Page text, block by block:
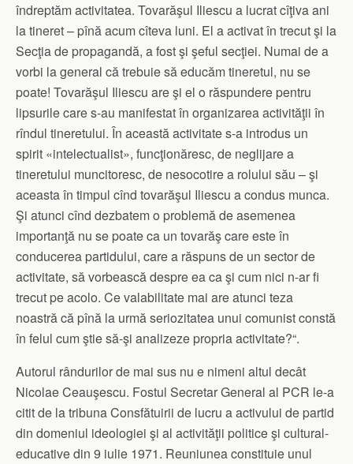
îndreptăm activitatea. Tovarăşul Iliescu a lucrat cîţiva ani
la tineret – pînă acum cîteva luni. El a activat în trecut şi la
Secţia de propagandă, a fost şi şeful secţiei. Numai de a
vorbi la general că trebuie să educăm tineretul, nu se
poate! Tovarăşul Iliescu are şi el o răspundere pentru
lipsurile care s-au manifestat în organizarea activităţii în
rîndul tineretului. În această activitate s-a introdus un
spirit «intelectualist», funcţionăresc, de neglijare a
tineretului muncitoresc, de nesocotire a rolului său – şi
aceasta în timpul cînd tovarăşul Iliescu a condus munca.
Şi atunci cînd dezbatem o problemă de asemenea
importanţă nu se poate ca un tovarăş care este în
conducerea partidului, care a răspuns de un sector de
activitate, să vorbească despre ea ca şi cum nici n-ar fi
trecut pe acolo. Ce valabilitate mai are atunci teza
noastră că pînă la urmă seriozitatea unui comunist constă
în felul cum ştie să-şi analizeze propria activitate?“.
Autorul rândurilor de mai sus nu e nimeni altul decât
Nicolae Ceauşescu. Fostul Secretar General al PCR le-a
citit de la tribuna Consfătuirii de lucru a activului de partid
din domeniul ideologiei şi al activităţii politice şi cultural-
educative din 9 iulie 1971. Reuniunea constituie unul